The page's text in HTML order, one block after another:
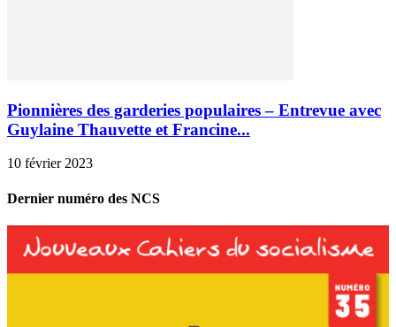
Pionnières des garderies populaires – Entrevue avec
Guylaine Thauvette et Francine...
10 février 2023
Dernier numéro des NCS